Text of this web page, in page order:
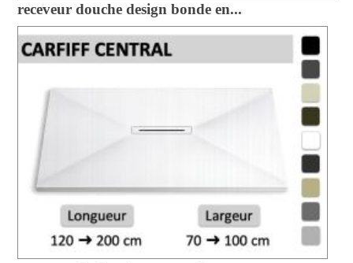
receveur douche design bonde en...